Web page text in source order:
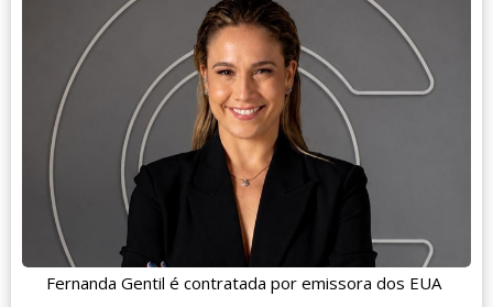
Fernanda Gentil é contratada por emissora dos EUA